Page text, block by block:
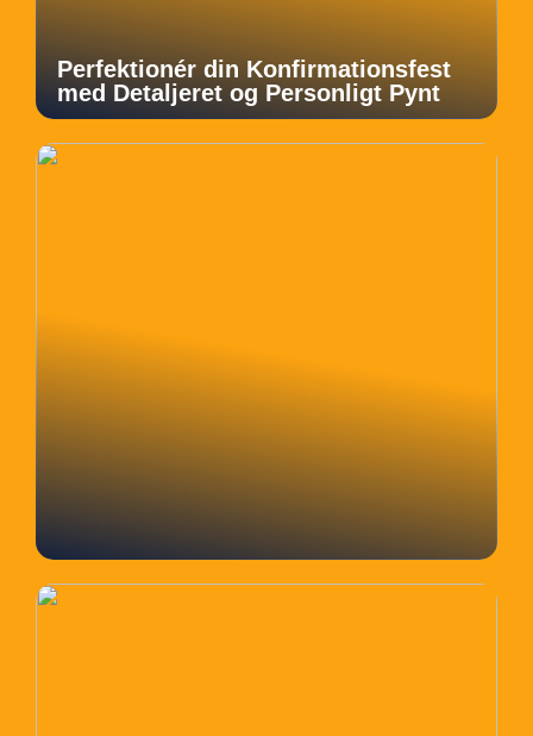
Perfektionér din Konfirmationsfest
med Detaljeret og Personligt Pynt